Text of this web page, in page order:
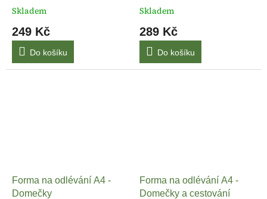
Skladem
249 Kč
Do košíku
Skladem
289 Kč
Do košíku
Forma na odlévání A4 -
Domečky
Forma na odlévání A4 -
Domečky a cestování